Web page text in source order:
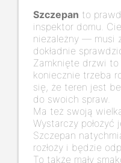
Szczepan to
inspektor domu.
niezależny — musi
dokładnie
Zamknięte drzwi
koniecznie trzeba
się, że teren jest
do swoich spraw.
Ma też swoją
Wystarczy położyć
Szczepan
rozłoży i będzie
To także mały